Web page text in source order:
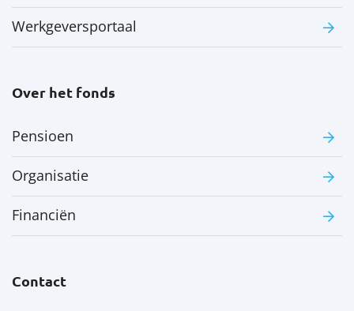
Werkgeversportaal
Over het fonds
Pensioen
Organisatie
Financiën
Contact